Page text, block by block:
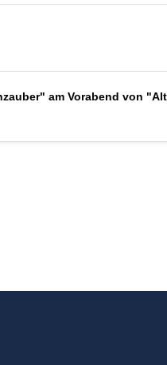
am Vorabend von